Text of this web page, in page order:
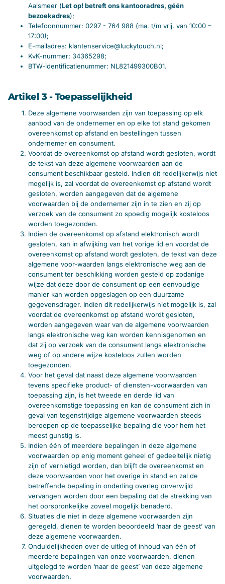
Aalsmeer (Let op! betreft ons kantooradres, géén
bezoekadres);
Telefoonnummer: 0297 - 764 988 (ma. t/m vrij. van 10:00 –
17:00);
E-mailadres: klantenservice@luckytouch.nl;
KvK-nummer: 34365298;
BTW-identificatienummer: NL821499300B01.
Artikel 3 - Toepasselijkheid
Deze algemene voorwaarden zijn van toepassing op elk
aanbod van de ondernemer en op elke tot stand gekomen
overeenkomst op afstand en bestellingen tussen
ondernemer en consument.
Voordat de overeenkomst op afstand wordt gesloten, wordt
de tekst van deze algemene voorwaarden aan de
consument beschikbaar gesteld. Indien dit redelijkerwijs niet
mogelijk is, zal voordat de overeenkomst op afstand wordt
gesloten, worden aangegeven dat de algemene
voorwaarden bij de ondernemer zijn in te zien en zij op
verzoek van de consument zo spoedig mogelijk kosteloos
worden toegezonden.
Indien de overeenkomst op afstand elektronisch wordt
gesloten, kan in afwijking van het vorige lid en voordat de
overeenkomst op afstand wordt gesloten, de tekst van deze
algemene voor-waarden langs elektronische weg aan de
consument ter beschikking worden gesteld op zodanige
wijze dat deze door de consument op een eenvoudige
manier kan worden opgeslagen op een duurzame
gegevensdrager. Indien dit redelijkerwijs niet mogelijk is, zal
voordat de overeenkomst op afstand wordt gesloten,
worden aangegeven waar van de algemene voorwaarden
langs elektronische weg kan worden kennisgenomen en
dat zij op verzoek van de consument langs elektronische
weg of op andere wijze kosteloos zullen worden
toegezonden.
Voor het geval dat naast deze algemene voorwaarden
tevens specifieke product- of diensten-voorwaarden van
toepassing zijn, is het tweede en derde lid van
overeenkomstige toepassing en kan de consument zich in
geval van tegenstrijdige algemene voorwaarden steeds
beroepen op de toepasselijke bepaling die voor hem het
meest gunstig is.
Indien één of meerdere bepalingen in deze algemene
voorwaarden op enig moment geheel of gedeeltelijk nietig
zijn of vernietigd worden, dan blijft de overeenkomst en
deze voorwaarden voor het overige in stand en zal de
betreffende bepaling in onderling overleg onverwijld
vervangen worden door een bepaling dat de strekking van
het oorspronkelijke zoveel mogelijk benaderd.
Situaties die niet in deze algemene voorwaarden zijn
geregeld, dienen te worden beoordeeld ‘naar de geest’ van
deze algemene voorwaarden.
Onduidelijkheden over de uitleg of inhoud van één of
meerdere bepalingen van onze voorwaarden, dienen
uitgelegd te worden ‘naar de geest’ van deze algemene
voorwaarden.